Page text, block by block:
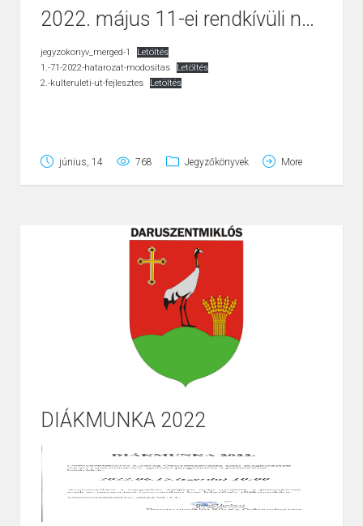
2022. május 11-ei rendkívüli nyílt ülés
jegyzokonyv_merged-1
Letöltés
1.-71-2022-hatarozat-modositas
Letöltés
2.-kulteruleti-ut-fejlesztes
Letöltés
június, 14 768 Jegyzőkönyvek More
DIÁKMUNKA 2022